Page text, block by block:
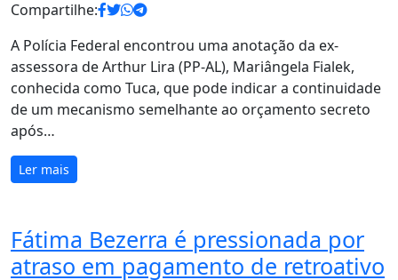
Compartilhe:
A Polícia Federal encontrou uma anotação da ex-
assessora de Arthur Lira (PP-AL), Mariângela Fialek,
conhecida como Tuca, que pode indicar a continuidade
de um mecanismo semelhante ao orçamento secreto
após…
Ler mais
Fátima Bezerra é pressionada por
atraso em pagamento de retroativo